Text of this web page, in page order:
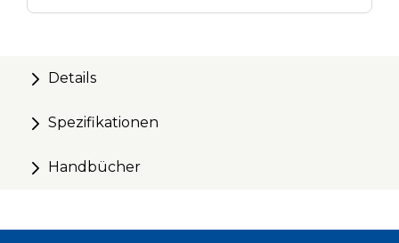
Details
Spezifikationen
Handbücher